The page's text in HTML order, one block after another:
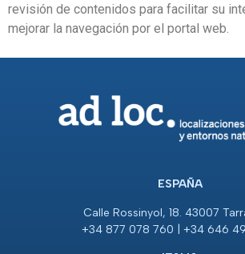
revisión de contenidos para facilitar su
mejorar la navegación por el portal web.
ESPAÑA
Calle Rossinyol, 18. 43007
+34 877 078 760 | +34 646